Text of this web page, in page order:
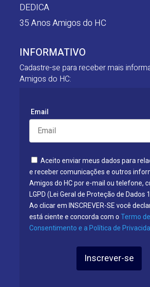
DEDICA
35 Anos Amigos do HC
INFORMATIVO
Cadastre-se para receber mais
Amigos do HC:
Email
Aceito enviar meus dados para
e receber comunicações e outros
Amigos do HC por e-mail ou telefone,
LGPD (Lei Geral de Proteção de Dados
Ao clicar em INSCREVER-SE você
está ciente e concorda com o Termo de
Consentimento e a Política de
Inscrever-se